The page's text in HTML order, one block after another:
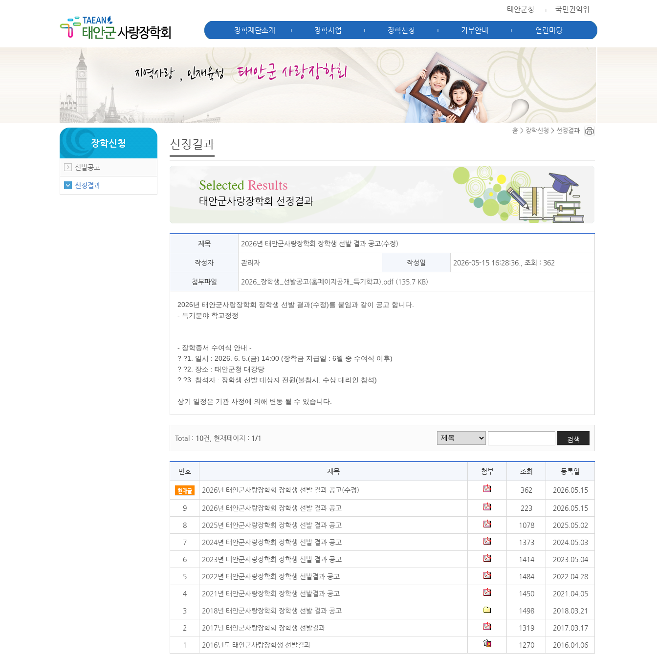
태안군청 국민권익위
장학재단소개 | 장학사업 | 장학신청 | 기부안내 | 열린마당
장학신청
선발공고
선정결과
홈 > 장학신청 > 선정결과
선정결과
SelectedResults
태안군사랑장학회 선정결과
제목 2026년 태안군사랑장학회 장학생 선발 결과 공고(수정)
작성자 관리자 작성일 2026-05-15 16:28:36., 조회 : 362
첨부파일 2026_장학생_선발공고(홈페이지공개_특기학교).pdf (135.7 KB)
2026년 태안군사랑장학회 장학생 선발 결과(수정)를 붙임과 같이 공고 합니다.
- 특기분야 학교정정
- 장학증서 수여식 안내 -
? ?1. 일시 : 2026. 6. 5.(금) 14:00 (장학금 지급일 : 6월 중 수여식 이후)
? ?2. 장소 : 태안군청 대강당
? ?3. 참석자 : 장학생 선발 대상자 전원(불참시, 수상 대리인 참석)
상기 일정은 기관 사정에 의해 변동 될 수 있습니다.
Total : 10건, 현재페이지 : 1/1 검색
번호 제목 첨부 조회 등록일
현재글 2026년 태안군사랑장학회 장학생 선발 결과 공고(수정) 362 2026.05.15
9 2026년 태안군사랑장학회 장학생 선발 결과 공고 223 2026.05.15
8 2025년 태안군사랑장학회 장학생 선발 결과 공고 1078 2025.05.02
7 2024년 태안군사랑장학회 장학생 선발 결과 공고 1373 2024.05.03
6 2023년 태안군사랑장학회 장학생 선발 결과 공고 1414 2023.05.04
5 2022년 태안군사랑장학회 장학생 선발결과 공고 1484 2022.04.28
4 2021년 태안군사랑장학회 장학생 선발결과 공고 1450 2021.04.05
3 2018년 태안군사랑장학회 장학생 선발 결과 공고 1498 2018.03.21
2 2017년 태안군사랑장학회 장학생 선발결과 1319 2017.03.17
1 2016년도 태안군사랑장학생 선발결과 1270 2016.04.06